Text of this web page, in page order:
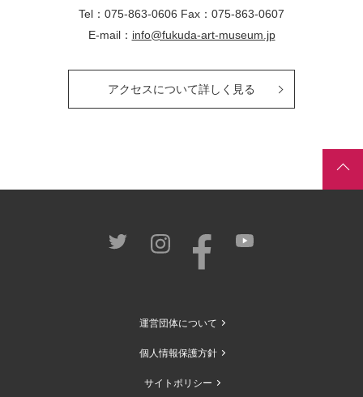
Tel：075-863-0606 Fax：075-863-0607
E-mail： info@fukuda-art-museum.jp
アクセスについて詳しく見る
運営団体について
個人情報保護方針
サイトポリシー